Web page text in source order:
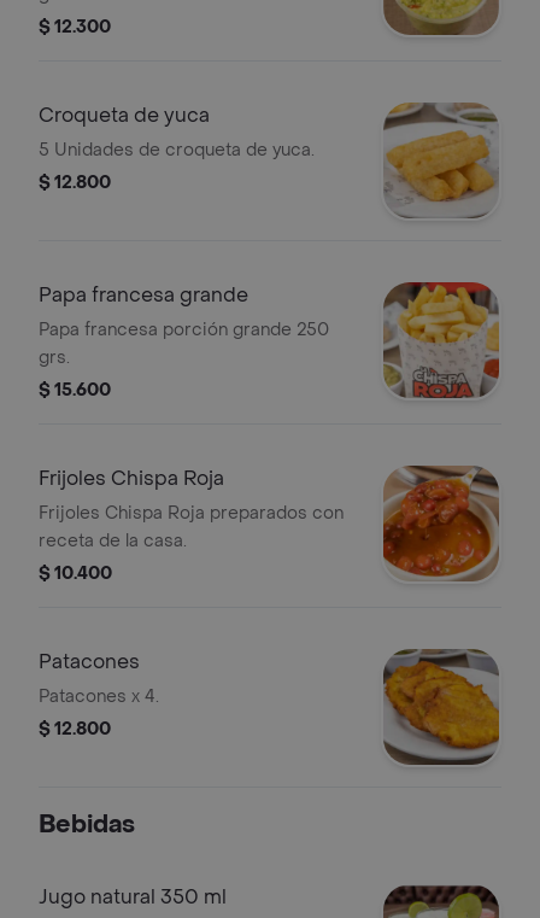
$ 12.300
Croqueta de yuca
5 Unidades de croqueta de yuca.
$ 12.800
Papa francesa grande
Papa francesa porción grande 250
grs.
$ 15.600
Frijoles Chispa Roja
Frijoles Chispa Roja preparados con
receta de la casa.
$ 10.400
Patacones
Patacones x 4.
$ 12.800
Bebidas
Jugo natural 350 ml